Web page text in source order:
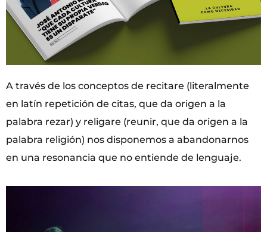
A través de los conceptos de recitare (literalmente
en latín repetición de citas, que da origen a la
palabra rezar) y religare (reunir, que da origen a la
palabra religión) nos disponemos a abandonarnos
en una resonancia que no entiende de lenguaje.